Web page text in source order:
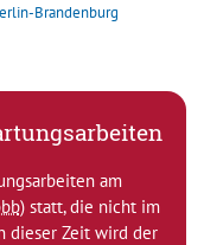
Brandenburg
am
) statt, die nicht im
dieser Zeit wird der